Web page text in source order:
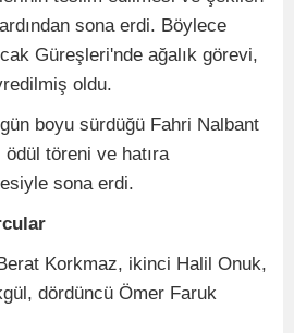
sona erdi. Böylece
Güreşleri'nde ağalık görevi,
oldu.
boyu sürdüğü Fahri Nalbant
töreni ve hatıra
sona erdi.
Korkmaz, ikinci Halil Onuk,
dördüncü Ömer Faruk